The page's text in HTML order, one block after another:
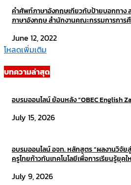
คำศัพท์ภาษาอังกฤษเกียวกับป้ายบอกทาง
ภาษาอังกฤษ สำนักงานคณะกรรมการการ
June 12, 2022
โหลดเพิ่มเติม
บทความล่าสุด
อบรมออนไลน์ ย้อนหลัง “OBEC English
July 15, 2026
อบรมออนไลน์ อจท. หลักสูตร “ผลงานวิจั
ครูไทยก้าวทันเทคโนโลยีเพื่อการเรียนรู้ยุค
July 9, 2026